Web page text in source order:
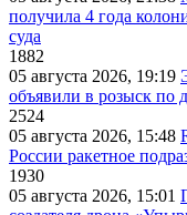
получила 4 года
суда
1882
05 августа 2026, 19:19
объявили в розыск по
2524
05 августа 2026, 15:48
России ракетное
1930
05 августа 2026, 15:01